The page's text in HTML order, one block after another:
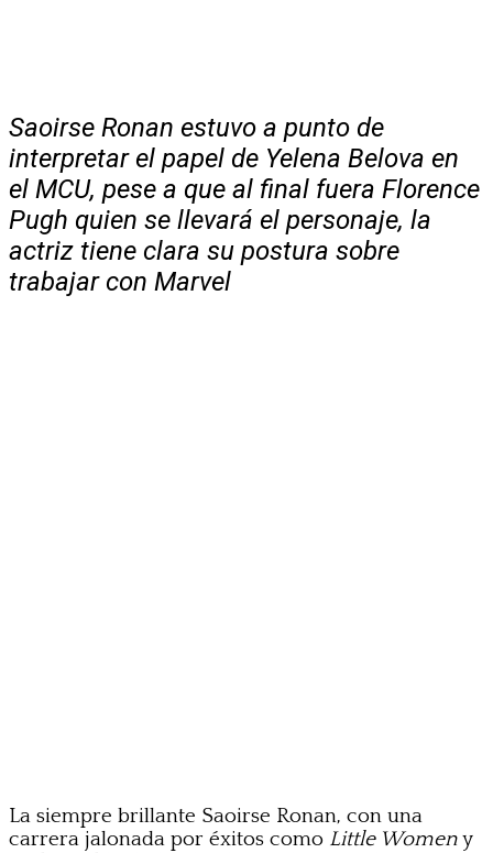
Saoirse Ronan estuvo a punto de
interpretar el papel de Yelena Belova en
el MCU, pese a que al final fuera Florence
Pugh quien se llevará el personaje, la
actriz tiene clara su postura sobre
trabajar con Marvel
La siempre brillante Saoirse Ronan, con una
carrera jalonada por éxitos como Little Womeny